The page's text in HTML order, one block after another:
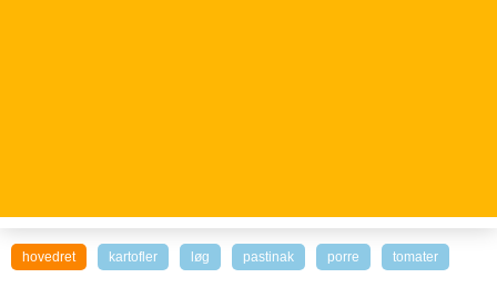
hovedret kartofler løg pastinak porre tomater